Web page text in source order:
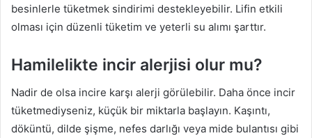
besinlerle tüketmek sindirimi destekleyebilir. Lifin etkili
olması için düzenli tüketim ve yeterli su alımı şarttır.
Hamilelikte incir alerjisi olur mu?
Nadir de olsa incire karşı alerji görülebilir. Daha önce incir
tüketmediyseniz, küçük bir miktarla başlayın. Kaşıntı,
döküntü, dilde şişme, nefes darlığı veya mide bulantısı gibi